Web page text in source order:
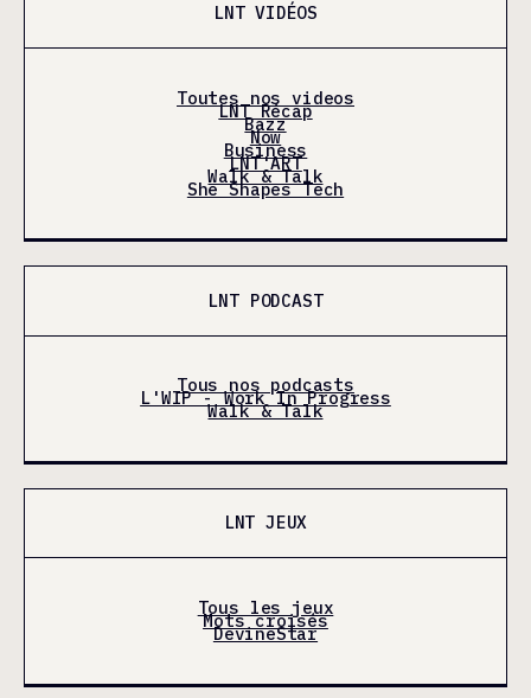
LNT VIDÉOS
Toutes nos videos
LNT Récap
Bazz
Now
Business
LNT'ART
Walk & Talk
She Shapes Tech
LNT PODCAST
Tous nos podcasts
L'WIP - Work In Progress
Walk & Talk
LNT JEUX
Tous les jeux
Mots croisés
DevineStar